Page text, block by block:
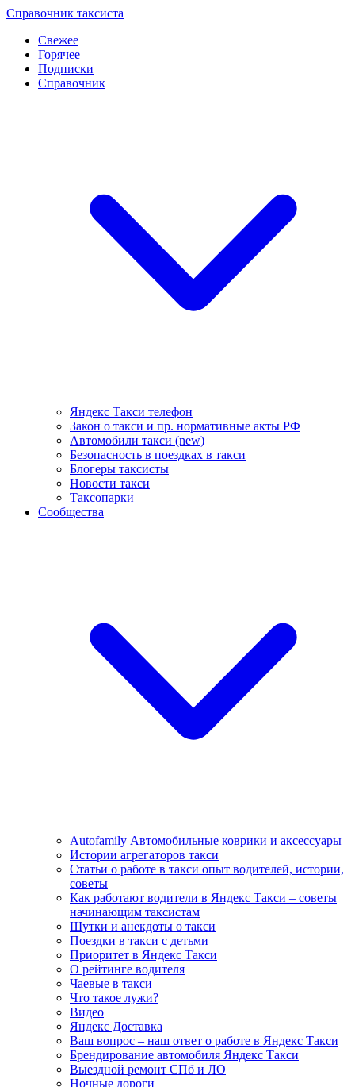
Перейти
контенту
Справочник таксиста
Свежее
Горячее
Подписки
Справочник
Яндекс Такси телефон
Закон о такси и пр. нормативные акты РФ
Автомобили такси (new)
Безопасность в поездках в такси
Блогеры таксисты
Новости такси
Таксопарки
Сообщества
Autofamily Автомобильные коврики и аксессуары
Истории агрегаторов такси
Статьи о работе в такси опыт водителей, истории,
советы
Как работают водители в Яндекс Такси – советы
начинающим таксистам
Шутки и анекдоты о такси
Поездки в такси с детьми
Приоритет в Яндекс Такси
О рейтинге водителя
Чаевые в такси
Что такое лужи?
Видео
Яндекс Доставка
Ваш вопрос – наш ответ о работе в Яндекс Такси
Брендирование автомобиля Яндекс Такси
Выездной ремонт СПб и ЛО
Ночные дороги